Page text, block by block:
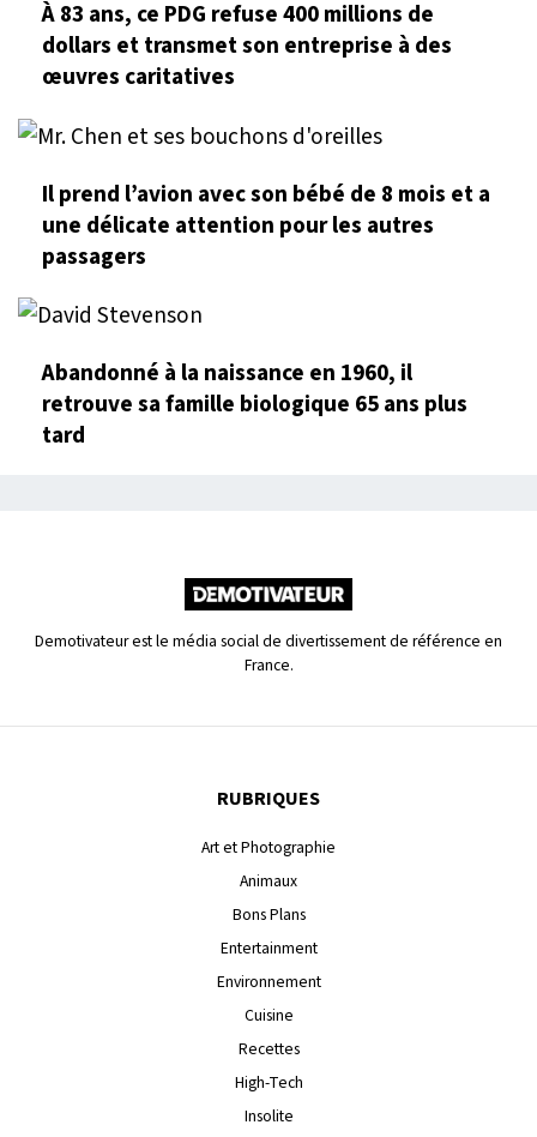
À 83 ans, ce PDG refuse 400 millions de
dollars et transmet son entreprise à des
œuvres caritatives
Il prend l’avion avec son bébé de 8 mois et a
une délicate attention pour les autres
passagers
Abandonné à la naissance en 1960, il
retrouve sa famille biologique 65 ans plus
tard
Demotivateur est le média social de divertissement de référence en
France.
RUBRIQUES
Art et Photographie
Animaux
Bons Plans
Entertainment
Environnement
Cuisine
Recettes
High-Tech
Insolite